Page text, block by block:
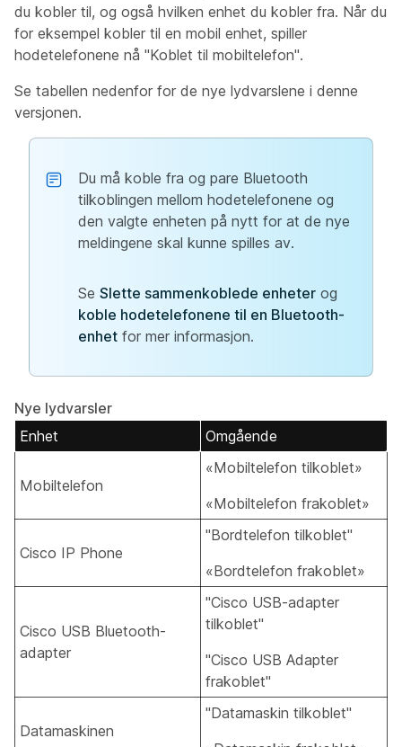
du kobler til, og også hvilken enhet du kobler fra. Når du
for eksempel kobler til en mobil enhet, spiller
hodetelefonene nå "Koblet til mobiltelefon".
Se tabellen nedenfor for de nye lydvarslene i denne
versjonen.
Du må koble fra og pare Bluetooth
tilkoblingen mellom hodetelefonene og
den valgte enheten på nytt for at de nye
meldingene skal kunne spilles av.
Se Slette sammenkoblede enheter og
koble hodetelefonene til en Bluetooth-
enhet for mer informasjon.
Nye lydvarsler
Enhet
Omgående
Mobiltelefon
«Mobiltelefon tilkoblet»
«Mobiltelefon frakoblet»
Cisco IP Phone
"Bordtelefon tilkoblet"
«Bordtelefon frakoblet»
Cisco USB Bluetooth-
adapter
"Cisco USB-adapter
tilkoblet"
"Cisco USB Adapter
frakoblet"
Datamaskinen
"Datamaskin tilkoblet"